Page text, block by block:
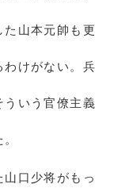
た山本元帥も更
わけがない。兵
ういう官僚主義
口少将がもっ